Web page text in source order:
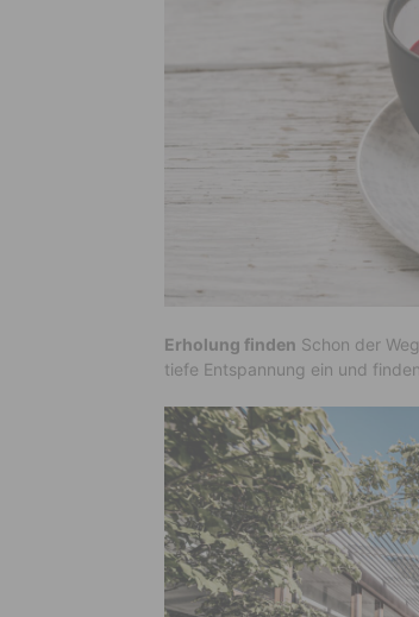
Erholung finden Schon der
tiefe Entspannung ein und